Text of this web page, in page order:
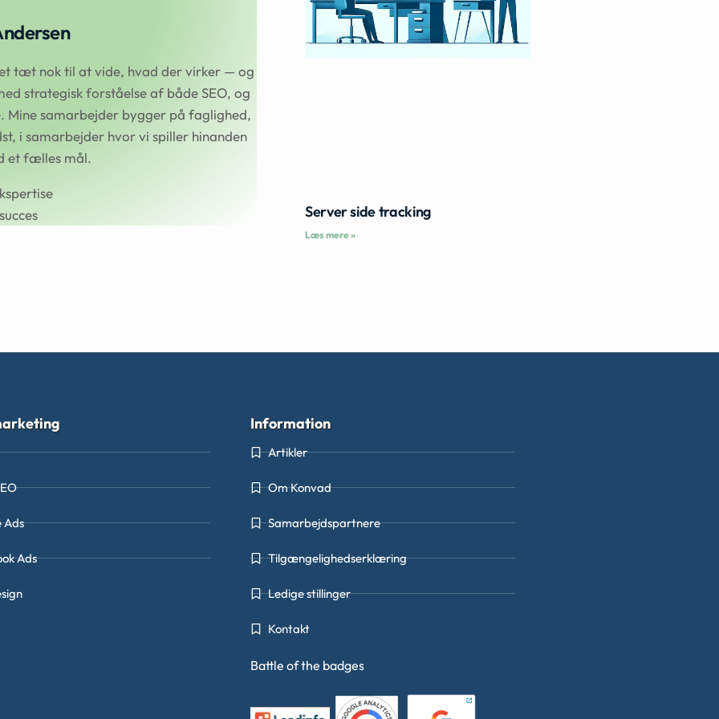
tæt nok til at vide, hvad der virker — og
strategisk forståelse af både SEO, og
Mine samarbejder bygger på faglighed,
i samarbejder hvor vi spiller hinanden
et fælles mål.
Server side tracking
Læs mere »
Ads
Ads
Information
Artikler
Om Konvad
Samarbejdspartnere
Tilgængelighedserklæring
Ledige stillinger
Kontakt
Battle of the badges